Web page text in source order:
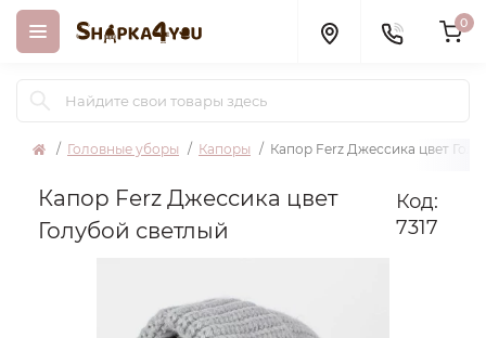
0
Головные уборы Капоры Капор Ferz Джессика цвет
Капор Ferz Джессика цвет
Голубой светлый
Код:
7317